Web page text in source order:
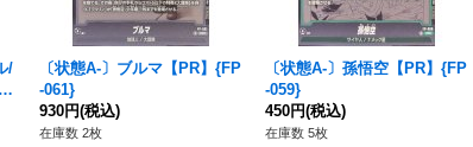
/
〔状態A-〕ブルマ【PR】{FP
-061}
930円(税込)
在庫数 2枚
〔状態A-〕孫悟空【PR】{FP
-059}
450円(税込)
在庫数 5枚